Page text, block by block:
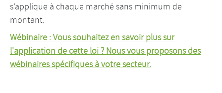
s’applique à chaque marché sans minimum de
montant.
Wébinaire : Vous souhaitez en savoir plus sur
l'application de cette loi ? Nous vous proposons des
wébinaires spécifiques à votre secteur.